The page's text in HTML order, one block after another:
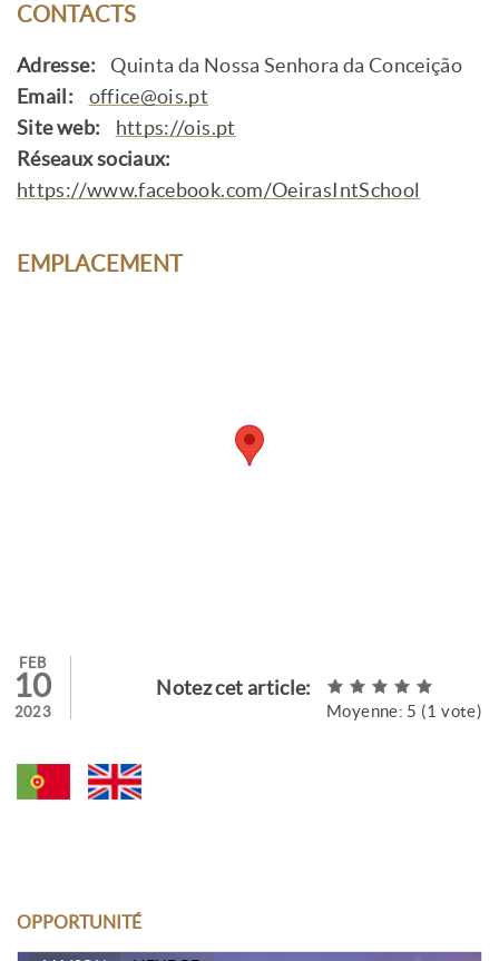
CONTACTS
Adresse:
Quinta da Nossa Senhora da Conceição
Email:
office@ois.pt
Site web:
https://ois.pt
Réseaux sociaux:
https://www.facebook.com/OeirasIntSchool
EMPLACEMENT
Notez cet article:
Moyenne: 5 (1 vote)
FEB
10
2023
OPPORTUNITÉ